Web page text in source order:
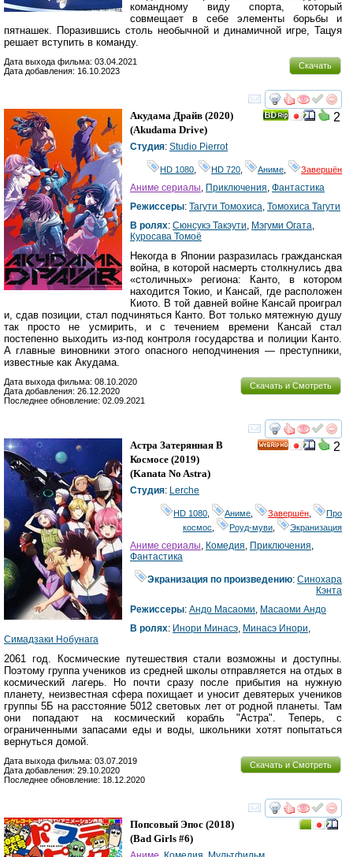
командному виду спорта, который
совмещает в себе элементы борьбы и
пятнашек. Поразившись столь необычной и динамичной игре, Тацуя
решает вступить в команду.
Скачать
Дата выхода фильма: 03.04.2021
Дата добавления: 16.10.2023
смотреть
2
Акудама Драйв (2020)
(Akudama Drive)
Студия: Studio Pierrot
HD 1080 HD 720 Аниме Завершён
Аниме сериалы, Приключения, Фантастика
Режиссеры: Тагути Томохиса, Томохиса Тагути
В ролях: Сюнсукэ Такэути, Мэгуми Огата,
Куросава Томоё
Некогда в Японии разразилась гражданская
война, в которой насмерть столкнулись два
«столичных» региона: Канто, в котором
находится Токио, и Кансай, где расположен
Киото. В той давней войне Кансай проиграл
и, сдав позиции, стал подчиняться Канто. Вот только мятежную душу
так просто не усмирить, и с течением времени Кансай стал
постепенно выходить из-под контроля государства и полиции Канто.
А главные виновники этого опасного неподчинения — преступники,
известные как Акудама.
Скачать и Смотреть
Дата выхода фильма: 08.10.2020
Дата добавления: 26.12.2020
Последнее обновление: 02.09.2021
смотреть
2
Астра Затерянная В
Космосе (2019)
(Kanata No Astra)
Студия: Lerche
HD 1080 Аниме Завершён
Про
космос
Роуд-муви Экранизация
Аниме сериалы, Комедия, Приключения,
Фантастика
Экранизация по произведению:Синохара
Кэнта
Режиссеры: Андо Масаоми, Масаоми Андо
В ролях: Инори Минасэ, Минасэ Инори,
Симадзаки Нобунага
2061 год. Космические путешествия стали возможны и доступны.
Поэтому группа учеников из средней школы отправляется на отдых в
космический лагерь. Но почти сразу после прибытия на нужную
планету, неизвестная сфера похищает и уносит девятерых учеников
группы 5Б на расстояние 5012 световых лет от родной планеты. Там
они попадают на космический корабль "Астра". Теперь, с
ограниченными запасами еды и воды, школьники хотят попытаться
вернуться домой.
Скачать и Смотреть
Дата выхода фильма: 03.07.2019
Дата добавления: 29.10.2020
Последнее обновление: 18.12.2020
смотреть
Попсовый Эпос (2018)
(Bad Girls #6)